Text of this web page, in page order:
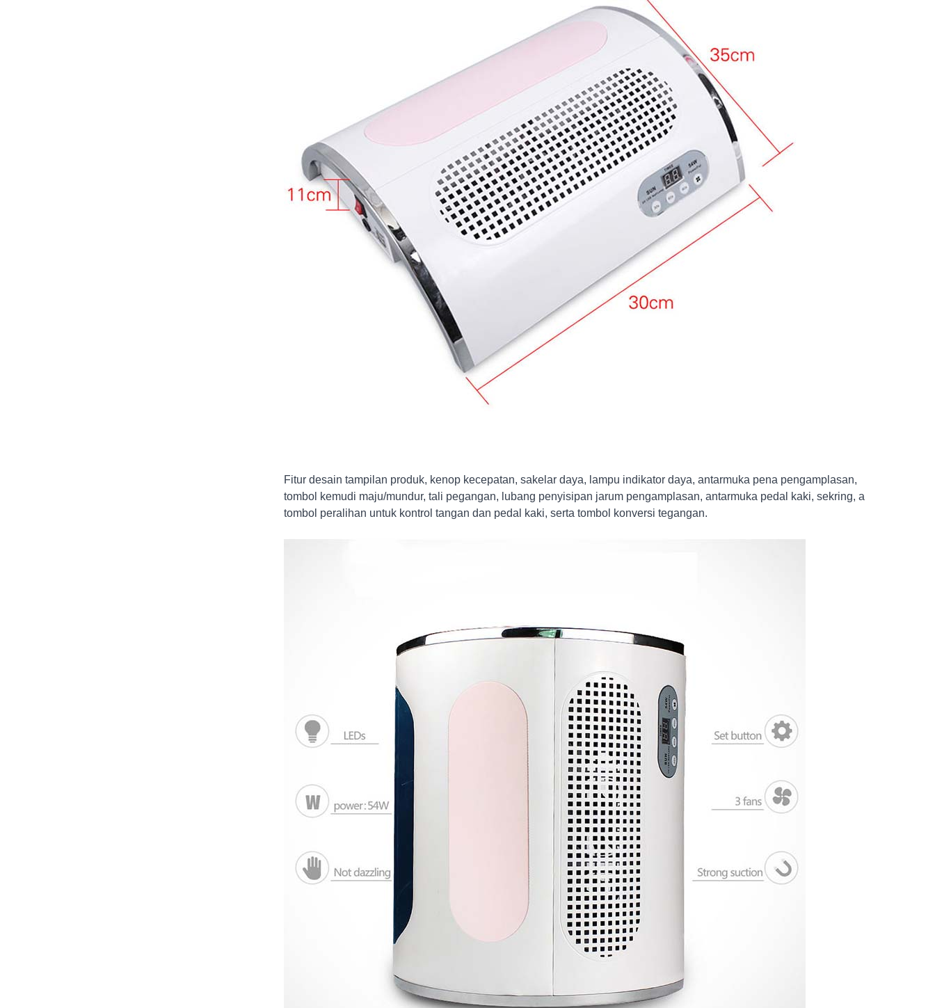
Fitur desain tampilan produk, kenop kecepatan, sakelar daya, lampu indikator daya, antarmuka pena pengamplasan,
tombol kemudi maju/mundur, tali pegangan, lubang penyisipan jarum pengamplasan, antarmuka pedal kaki, sekring, a
tombol peralihan untuk kontrol tangan dan pedal kaki, serta tombol konversi tegangan.